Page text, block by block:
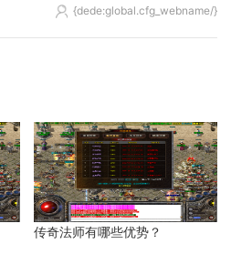
{dede:global.cfg_webname/}
传奇法师有哪些优势？